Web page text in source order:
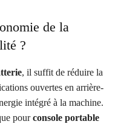
de la
?
, il suffit de réduire la
ouvertes en arrière-
intégré à la machine.
pourconsole portable